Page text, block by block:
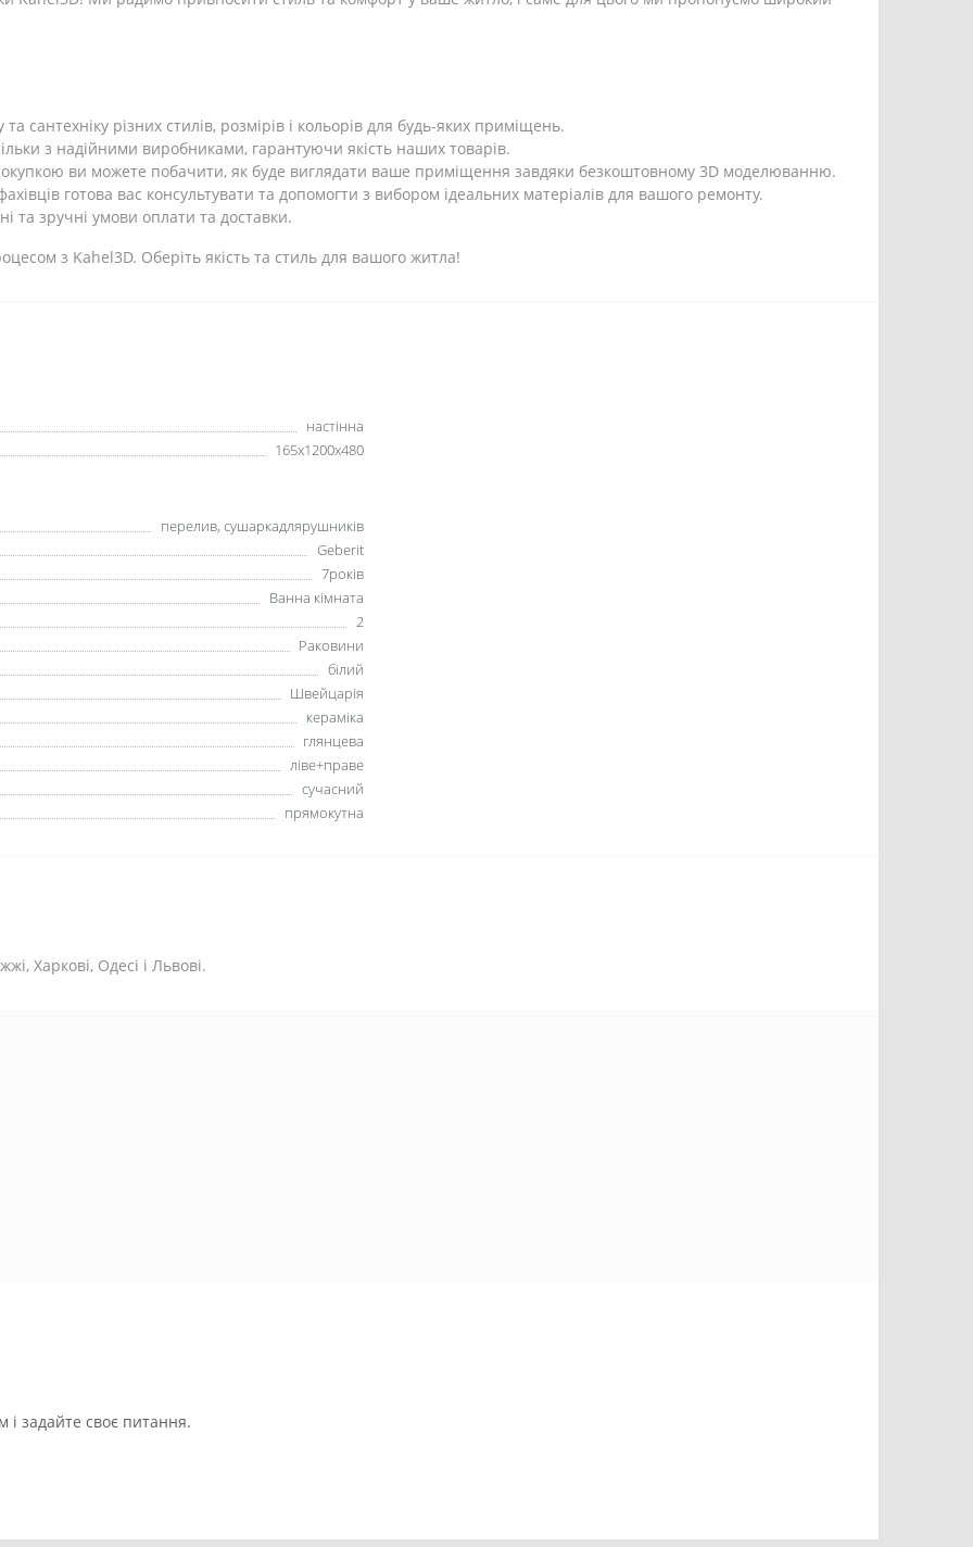
сантехніку різних стилів, розмірів і кольорів для будь-яких приміщень.
з надійними виробниками, гарантуючи якість наших товарів.
ви можете побачити, як буде виглядати ваше приміщення завдяки безкоштовному 3D моделюванню.
готова вас консультувати та допомогти з вибором ідеальних матеріалів для вашого ремонту.
та зручні умови оплати та доставки.
з Kahel3D. Оберіть якість та стиль для вашого житла!
настінна
165x1200x480
перелив, сушаркадлярушників
Geberit
7років
Ванна кімната
2
Раковини
білий
Швейцарія
кераміка
глянцева
ліве+праве
сучасний
прямокутна
Харкові, Одесі і Львові.
задайте своє питання.